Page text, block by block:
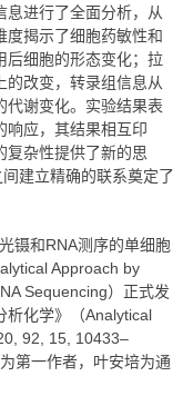
息进行了全面分析，从
度揭示了细胞药敏性和
后细胞的形态变化；拉
的改变，转录组信息从
代谢变化。实验结果表
响应，其结果相互印
复杂性提供了新的思
间建立精确的联系奠定了
镊和RNA测序的单细胞
Approach by
Sequencing）正式发
析化学》（Analytical
92, 15, 10433–
第一作者，叶安培为通